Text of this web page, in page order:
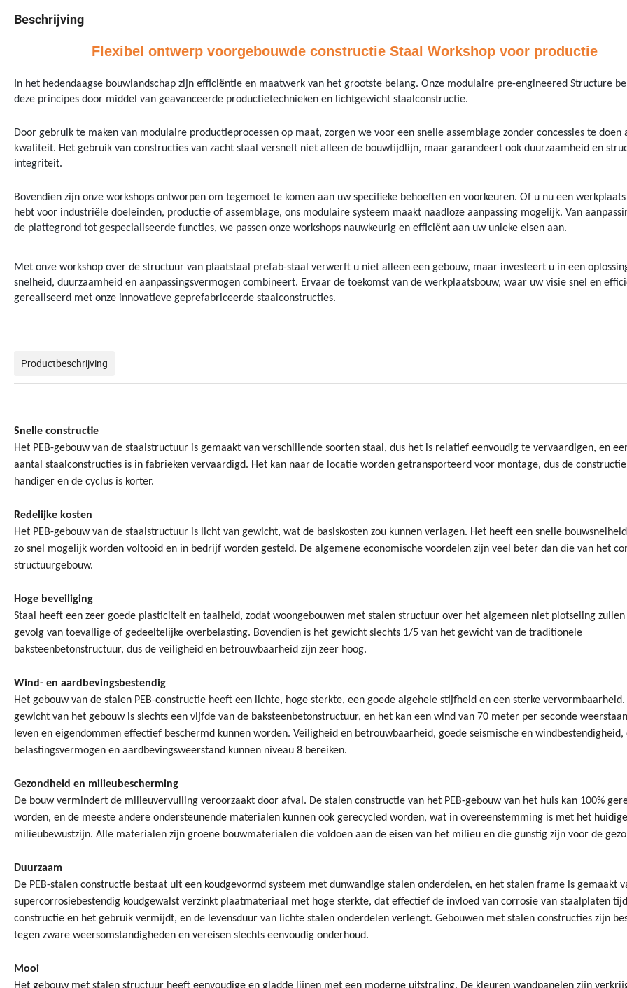
Beschrijving
Flexibel ontwerp voorgebouwde constructie Staal Workshop voor productie
In het hedendaagse bouwlandschap zijn efficiëntie en maatwerk van het grootste belang. Onze modulaire pre-engineered Structure
deze principes door middel van geavanceerde productietechnieken en lichtgewicht staalconstructie.
Door gebruik te maken van modulaire productieprocessen op maat, zorgen we voor een snelle assemblage zonder concessies te doen
kwaliteit. Het gebruik van constructies van zacht staal versnelt niet alleen de bouwtijdlijn, maar garandeert ook duurzaamheid en
integriteit.
Bovendien zijn onze workshops ontworpen om tegemoet te komen aan uw specifieke behoeften en voorkeuren. Of u nu een
hebt voor industriële doeleinden, productie of assemblage, ons modulaire systeem maakt naadloze aanpassing mogelijk. Van
de plattegrond tot gespecialiseerde functies, we passen onze workshops nauwkeurig en efficiënt aan uw unieke eisen aan.
Met onze workshop over de structuur van plaatstaal prefab-staal verwerft u niet alleen een gebouw, maar investeert u in een
snelheid, duurzaamheid en aanpassingsvermogen combineert. Ervaar de toekomst van de werkplaatsbouw, waar uw visie snel en
gerealiseerd met onze innovatieve geprefabriceerde staalconstructies.
Productbeschrijving
Snelle constructie
Het PEB-gebouw van de staalstructuur is gemaakt van verschillende soorten staal, dus het is relatief eenvoudig te vervaardigen, en
aantal staalconstructies is in fabrieken vervaardigd. Het kan naar de locatie worden getransporteerd voor montage, dus de
handiger en de cyclus is korter.
Redelijke kosten
Het PEB-gebouw van de staalstructuur is licht van gewicht, wat de basiskosten zou kunnen verlagen. Het heeft een snelle
zo snel mogelijk worden voltooid en in bedrijf worden gesteld. De algemene economische voordelen zijn veel beter dan die van het
structuurgebouw.
Hoge beveiliging
Staal heeft een zeer goede plasticiteit en taaiheid, zodat woongebouwen met stalen structuur over het algemeen niet plotseling zullen
gevolg van toevallige of gedeeltelijke overbelasting. Bovendien is het gewicht slechts 1/5 van het gewicht van de traditionele
baksteenbetonstructuur, dus de veiligheid en betrouwbaarheid zijn zeer hoog.
Wind- en aardbevingsbestendig
Het gebouw van de stalen PEB-constructie heeft een lichte, hoge sterkte, een goede algehele stijfheid en een sterke
gewicht van het gebouw is slechts een vijfde van de baksteenbetonstructuur, en het kan een wind van 70 meter per seconde
leven en eigendommen effectief beschermd kunnen worden. Veiligheid en betrouwbaarheid, goede seismische en windbestendigheid,
belastingsvermogen en aardbevingsweerstand kunnen niveau 8 bereiken.
Gezondheid en milieubescherming
De bouw vermindert de milieuvervuiling veroorzaakt door afval. De stalen constructie van het PEB-gebouw van het huis kan 100%
worden, en de meeste andere ondersteunende materialen kunnen ook gerecycled worden, wat in overeenstemming is met het huidige
milieubewustzijn. Alle materialen zijn groene bouwmaterialen die voldoen aan de eisen van het milieu en die gunstig zijn voor de
Duurzaam
De PEB-stalen constructie bestaat uit een koudgevormd systeem met dunwandige stalen onderdelen, en het stalen frame is gemaakt
supercorrosiebestendig koudgewalst verzinkt plaatmateriaal met hoge sterkte, dat effectief de invloed van corrosie van staalplaten
constructie en het gebruik vermijdt, en de levensduur van lichte stalen onderdelen verlengt. Gebouwen met stalen constructies zijn
tegen zware weersomstandigheden en vereisen slechts eenvoudig onderhoud.
Mooi